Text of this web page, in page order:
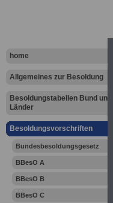
home
Allgemeines zur Besoldung
Besoldungstabellen Bund und
Länder
Besoldungsvorschriften
Bundesbesoldungsgesetz
BBesO A
BBesO B
BBesO C